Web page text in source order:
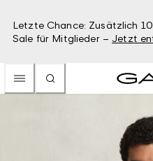
Letzte Chance: Zusätzlich
Sale für Mitglieder – Jetzt